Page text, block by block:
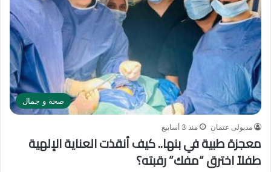
صحة و جمال
مدبولى عتمان منذ 3 أسابيع
معجزة طبية في بنها.. كيف أنقذت العناية الإلهية
طفلاً اخترق “مفك” رقبته؟